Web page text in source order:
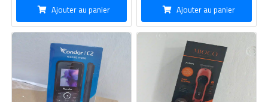
Telephone Condor -C2
2900 DA2950 DA
Ajouter au panier
Tendeuse Hair MIOCO-RS9604
1600 DA1500 DA
Ajouter au panier
Nouveau